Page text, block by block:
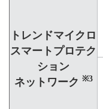
トレンドマイクロ
スマートプロテク
ション
ネットワーク ※3